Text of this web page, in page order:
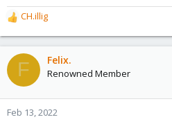
/rpool/backup-kunde
Danke
R
e
a
c
t
o
n
CH.illig
F Felix.
Renowned Member
Feb 13, 2022